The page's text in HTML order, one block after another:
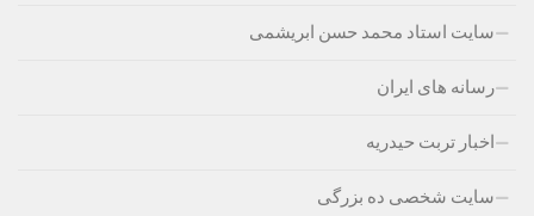
سایت استاد محمد حسن ابریشمی
رسانه های ایران
اخبار تربت حیدریه
سایت شخصی ده بزرگی